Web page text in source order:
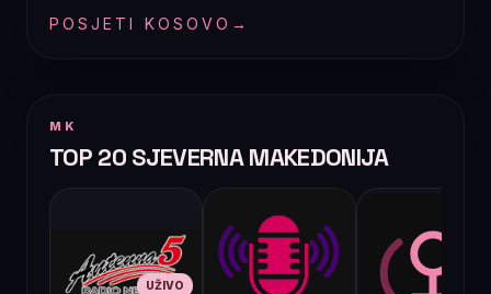
POSJETI KOSOVO →
MK
TOP 20 SJEVERNA MAKEDONIJA
UŽIVO